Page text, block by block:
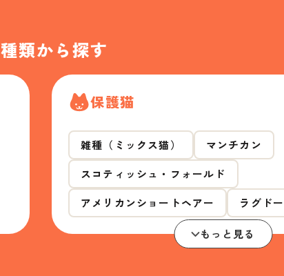
種類から探す
保護猫
雑種（ミックス猫）
マンチカン
スコティッシュ・フォールド
アメリカンショートヘアー
ラグド
もっと見る